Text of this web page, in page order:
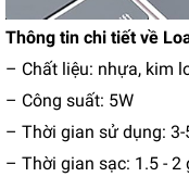
Thông tin chi tiết về
– Chất liệu: nhựa, kim
– Công suất: 5W
– Thời gian sử dụng:
– Thời gian sạc: 1.5 - 2